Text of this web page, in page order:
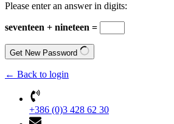
Please enter an answer in digits:
seventeen + nineteen =
Get New Password
← Back to login
+386 (0)3 428 62 30